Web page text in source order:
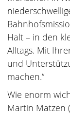
Halt – in den
Alltags. Mit
und
machen.“
Wie enorm
Martin Matzen